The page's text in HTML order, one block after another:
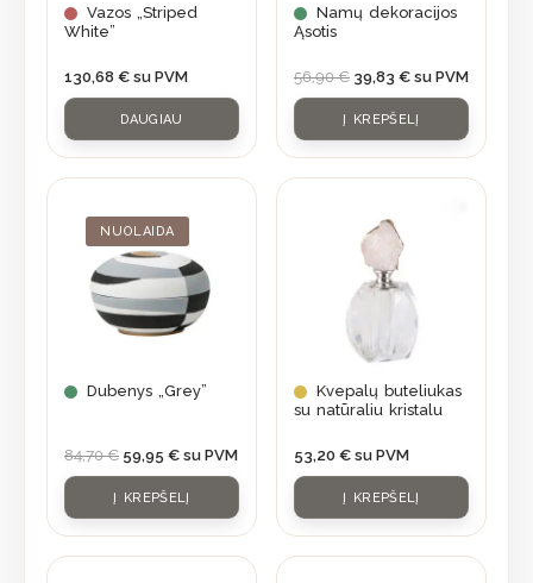
Vazos „Striped
White”
130,68 € su PVM
DAUGIAU
Namų dekoracijos
Ąsotis
56,90€ 39,83 € su PVM
Į KREPŠELĮ
NUOLAIDA
Dubenys „Grey”
84,70€
was:
84,70 €.
59,95 €
is:
59,95 €.
su PVM
Į KREPŠELĮ
Kvepalų buteliukas
su natūraliu kristalu
53,20 € su PVM
Į KREPŠELĮ